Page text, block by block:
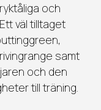
och
väl tilltaget
samt
och den
till träning.